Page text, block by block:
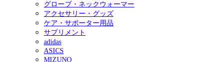
グローブ・ネックウォーマー
アクセサリー・グッズ
ケア・サポーター用品
サプリメント
adidas
ASICS
MIZUNO